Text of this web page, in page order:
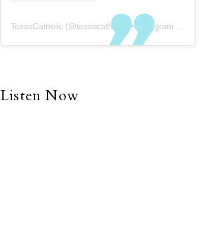
TexasCatholic (@texascatholic ) • Instagram photos and videos
Listen Now